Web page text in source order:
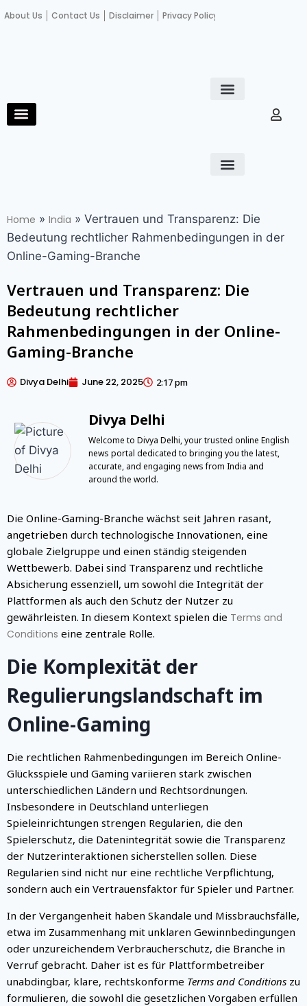
About Us Contact Us Disclaimer Privacy Policy
Home » India » Vertrauen und Transparenz: Die
Bedeutung rechtlicher Rahmenbedingungen in der
Online-Gaming-Branche
Vertrauen und Transparenz: Die
Bedeutung rechtlicher
Rahmenbedingungen in der Online-
Gaming-Branche
Divya Delhi June 22, 2025 2:17 pm
Divya Delhi
Welcome to Divya Delhi, your trusted online English
news portal dedicated to bringing you the latest,
accurate, and engaging news from India and
around the world.
Die Online-Gaming-Branche wächst seit Jahren rasant,
angetrieben durch technologische Innovationen, eine
globale Zielgruppe und einen ständig steigenden
Wettbewerb. Dabei sind Transparenz und rechtliche
Absicherung essenziell, um sowohl die Integrität der
Plattformen als auch den Schutz der Nutzer zu
gewährleisten. In diesem Kontext spielen die Terms and
Conditions eine zentrale Rolle.
Die Komplexität der
Regulierungslandschaft im
Online-Gaming
Die rechtlichen Rahmenbedingungen im Bereich Online-
Glücksspiele und Gaming variieren stark zwischen
unterschiedlichen Ländern und Rechtsordnungen.
Insbesondere in Deutschland unterliegen
Spieleinrichtungen strengen Regularien, die den
Spielerschutz, die Datenintegrität sowie die Transparenz
der Nutzerinteraktionen sicherstellen sollen. Diese
Regularien sind nicht nur eine rechtliche Verpflichtung,
sondern auch ein Vertrauensfaktor für Spieler und Partner.
In der Vergangenheit haben Skandale und Missbrauchsfälle,
etwa im Zusammenhang mit unklaren Gewinnbedingungen
oder unzureichendem Verbraucherschutz, die Branche in
Verruf gebracht. Daher ist es für Plattformbetreiber
unabdingbar, klare, rechtskonforme Terms and Conditions zu
formulieren, die sowohl die gesetzlichen Vorgaben erfüllen